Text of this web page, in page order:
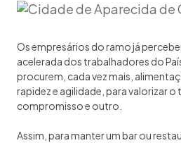
Os empresários do ramo já
acelerada dos trabalhadores do
procurem, cada vez mais,
rapidez e agilidade, para valorizar
compromisso e outro.
Assim, para manter um bar ou